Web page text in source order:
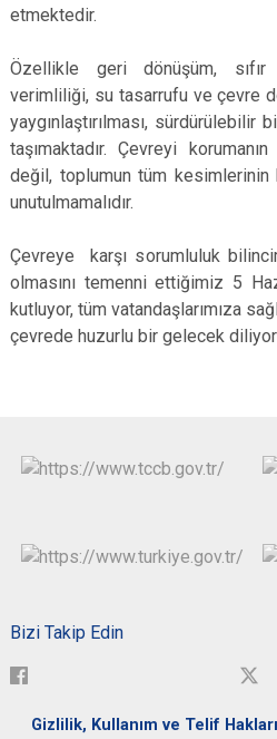
etmektedir.
Özellikle geri dönüşüm, sıfır
verimliliği, su tasarrufu ve çevre
yaygınlaştırılması,
taşımaktadır. Çevreyi
değil, toplumun tüm kesimlerinin
unutulmamalıdır.
Çevreye karşı sorumluluk
olmasını temenni ettiğimiz 5
kutluyor, tüm vatandaşlarımıza
çevrede huzurlu bir gelecek
Bizi Takip Edin
Gizlilik, Kullanım ve Telif Hakları